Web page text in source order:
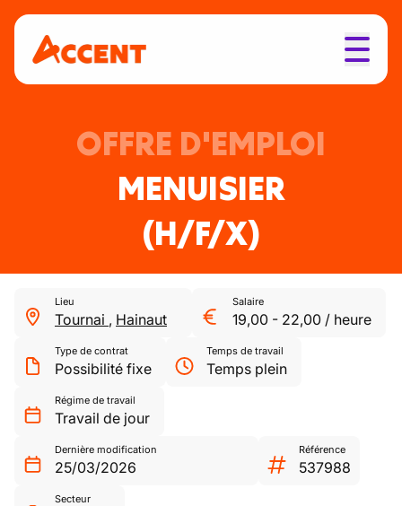
OFFRE D'EMPLOI
MENUISIER
(H/F/X)
Lieu
Tournai , Hainaut
Salaire
19,00 - 22,00 / heure
Type de contrat
Possibilité fixe
Temps de travail
Temps plein
Régime de travail
Travail de jour
Dernière modification
25/03/2026
Référence
537988
Secteur